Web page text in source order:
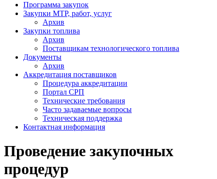
Программа закупок
Закупки МТР, работ, услуг
Архив
Закупки топлива
Архив
Поставщикам технологического топлива
Документы
Архив
Аккредитация поставщиков
Процедура аккредитации
Портал СРП
Технические требования
Часто задаваемые вопросы
Техническая поддержка
Контактная информация
Проведение закупочных
процедур